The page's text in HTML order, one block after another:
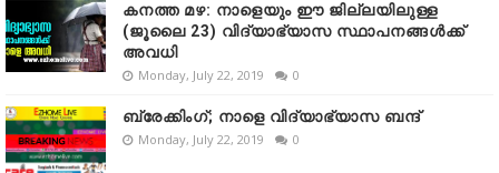
കനത്ത മഴ: നാളെയും ഈ ജില്ലയിലുള്ള
(ജൂലൈ 23) വിദ്യാഭ്യാസ സ്ഥാപനങ്ങൾക്ക്
അവധി
Monday, July 22, 2019 0
ബ്രേക്കിംഗ്; നാളെ വിദ്യാഭ്യാസ ബന്ദ്
Monday, July 22, 2019 0